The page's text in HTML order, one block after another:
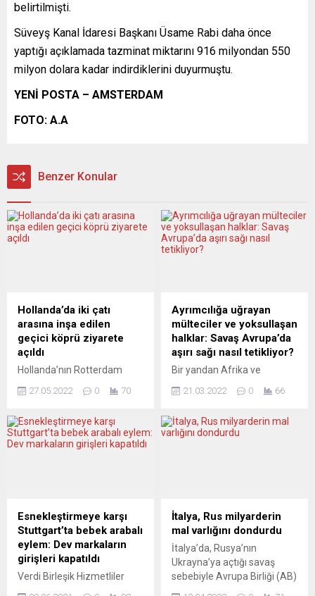
belirtilmişti.
Süveyş Kanal İdaresi Başkanı Üsame Rabi daha önce
yaptığı açıklamada tazminat miktarını 916 milyondan 550
milyon dolara kadar indirdiklerini duyurmuştu.
YENİ POSTA – AMSTERDAM
FOTO: A.A
Benzer Konular
Hollanda’da iki çatı
arasına inşa edilen
geçici köprü ziyarete
açıldı
Hollanda’nın Rotterdam
Dakendagen Vakfınca bu yıl
“Açık Çatı Günleri” etkinliği
kapsamında iki çatı arasına
köprüye ve kentin bazı
çatılarına çıkma imkanı
bulan ziyaretçiler, kenti ve
manzarayı izledi.
Ziyaretçiler, çatıların...
27.05.2022 0 70
Ayrımcılığa uğrayan
mülteciler ve yoksullaşan
halklar: Savaş Avrupa’da
aşırı sağı nasıl tetikliyor?
Bir yandan Afrika ve
göçmenleri karşılamakta
krizine bir türlü çözüm
bulamayan diğer taraftan
sınıf sığınmacı kim? Medya
ve siyaset savaşa tek yanlı
ve yüzeysel mi yaklaşıyor?
Ukrayna’dan göç...
21.03.2022 0 66
Esnekleştirmeye karşı
Stuttgart’ta bebek arabalı
eylem: Dev markaların
girişleri kapatıldı
Verdi Birleşik Hizmetliler
İtalya, Rus milyarderin
mal varlığını dondurdu
İtalya’da, Rusya’nın
Ukrayna’ya açtığı savaş
sebebiyle Avrupa Birliği (AB)